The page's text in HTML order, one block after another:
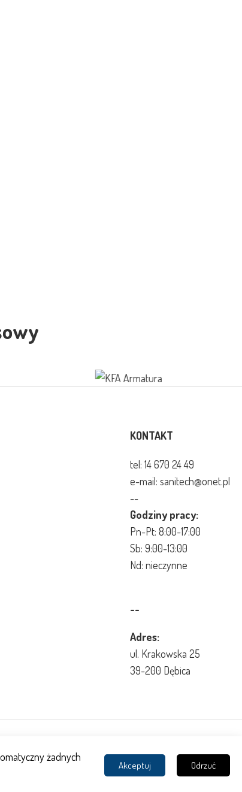
KONTAKT
tel: 14 670 24 49
e-mail: sanitech@onet.pl
--
Godziny pracy:
Pn-Pt: 8:00-17:00
Sb: 9:00-13:00
Nd: nieczynne
--
Adres:
ul. Krakowska 25
39-200 Dębica
żadnych
Akceptuj Odrzuć